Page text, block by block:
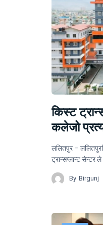
किस्ट
कलेजो
ललितपुर –
ट्रान्सप्लान्ट सेन्टर
By Birgunj